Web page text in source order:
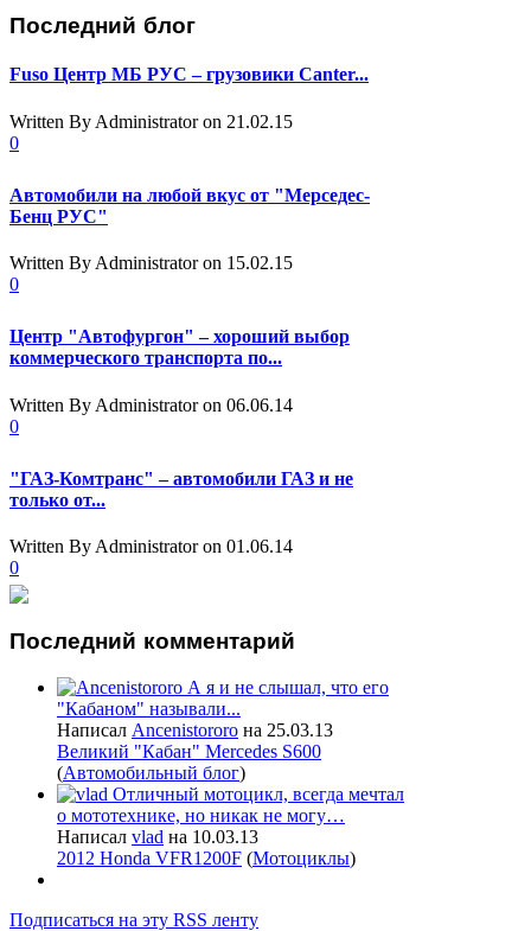
Последний блог
Fuso Центр МБ РУС – грузовики Canter...
Written By Administrator on 21.02.15
0
Автомобили на любой вкус от "Мерседес-
Бенц РУС"
Written By Administrator on 15.02.15
0
Центр "Автофургон" – хороший выбор
коммерческого транспорта по...
Written By Administrator on 06.06.14
0
"ГАЗ-Комтранс" – автомобили ГАЗ и не
только от...
Written By Administrator on 01.06.14
0
Последний комментарий
А я и не слышал, что его
"Кабаном" называли...
Написал Ancenistororo на 25.03.13
Великий "Кабан" Mercedes S600
(Автомобильный блог)
Отличный мотоцикл, всегда мечтал
о мототехнике, но никак не могу…
Написал vlad на 10.03.13
2012 Honda VFR1200F (Мотоциклы)
Подписаться на эту RSS ленту